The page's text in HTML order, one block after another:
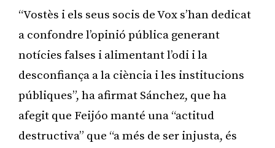
“Vostès i els seus socis de Vox s’han dedicat
a confondre l’opinió pública generant
notícies falses i alimentant l’odi i la
desconfiança a la ciència i les institucions
públiques”, ha afirmat Sánchez, que ha
afegit que Feijóo manté una “actitud
destructiva” que “a més de ser injusta, és